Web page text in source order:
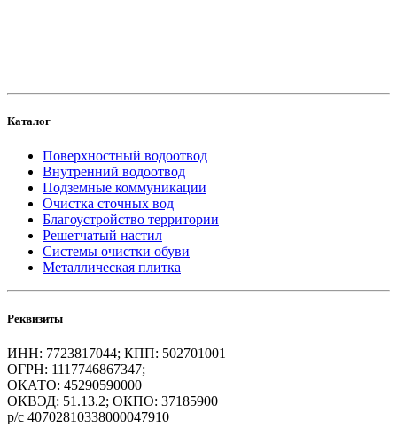
Каталог
Поверхностный водоотвод
Внутренний водоотвод
Подземные коммуникации
Очистка сточных вод
Благоустройство территории
Решетчатый настил
Системы очистки обуви
Металлическая плитка
Реквизиты
ИНН: 7723817044; КПП: 502701001
ОГРН: 1117746867347;
ОКАТО: 45290590000
ОКВЭД: 51.13.2; ОКПО: 37185900
р/с 40702810338000047910